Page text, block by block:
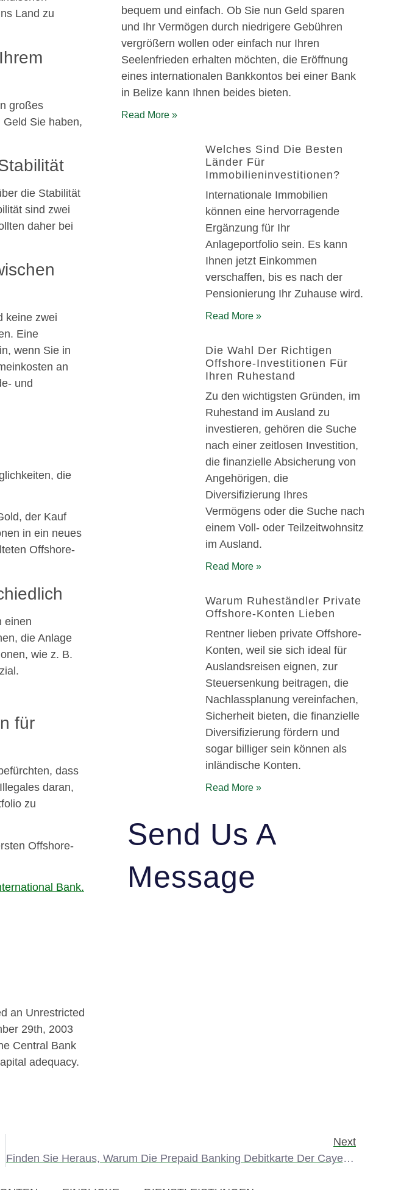
Land zu
großes
Sie haben,
die Stabilität
sind zwei
daher bei
keine zwei
Eine
wenn Sie in
an
und
die
der Kauf
in ein neues
Offshore-
einen
die Anlage
wie z. B.
für
dass
daran,
zu
Offshore-
Bank.
an Unrestricted
29th, 2003
Central Bank
adequacy.
bequem und einfach. Ob Sie nun Geld sparen
und Ihr Vermögen durch niedrigere Gebühren
vergrößern wollen oder einfach nur Ihren
Seelenfrieden erhalten möchten, die Eröffnung
eines internationalen Bankkontos bei einer Bank
in Belize kann Ihnen beides bieten.
Read More »
Welches Sind Die Besten
Länder Für
Immobilieninvestitionen?
Internationale Immobilien
können eine hervorragende
Ergänzung für Ihr
Anlageportfolio sein. Es kann
Ihnen jetzt Einkommen
verschaffen, bis es nach der
Pensionierung Ihr Zuhause wird.
Read More »
Die Wahl Der Richtigen
Offshore-Investitionen Für
Ihren Ruhestand
Zu den wichtigsten Gründen, im
Ruhestand im Ausland zu
investieren, gehören die Suche
nach einer zeitlosen Investition,
die finanzielle Absicherung von
Angehörigen, die
Diversifizierung Ihres
Vermögens oder die Suche nach
einem Voll- oder Teilzeitwohnsitz
im Ausland.
Read More »
Warum Ruheständler Private
Offshore-Konten Lieben
Rentner lieben private Offshore-
Konten, weil sie sich ideal für
Auslandsreisen eignen, zur
Steuersenkung beitragen, die
Nachlassplanung vereinfachen,
Sicherheit bieten, die finanzielle
Diversifizierung fördern und
sogar billiger sein können als
inländische Konten.
Read More »
Send Us A
Message
Next
Finden Sie Heraus, Warum Die Prepaid Banking Debitkarte Der Caye Bank So Vorteilhaft Ist